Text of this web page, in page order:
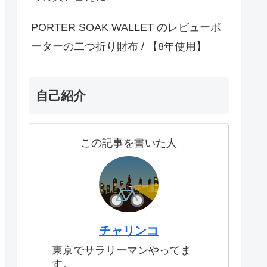
PORTER SOAK WALLET のレビューポ
ーターの二つ折り財布 / 【8年使用】
自己紹介
この記事を書いた人
チャリンコ
東京でサラリーマンやってま
す。